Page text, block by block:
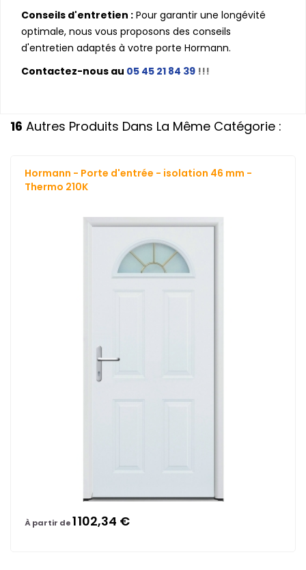
Conseils d'entretien : Pour garantir une longévité
optimale, nous vous proposons des conseils
d'entretien adaptés à votre porte Hormann.
Contactez-nous au 05 45 21 84 39 !!!
16 Autres Produits Dans La Même Catégorie :
Hormann - Porte d'entrée - isolation 46 mm -
Thermo 210K
À partir de1 102,34 €